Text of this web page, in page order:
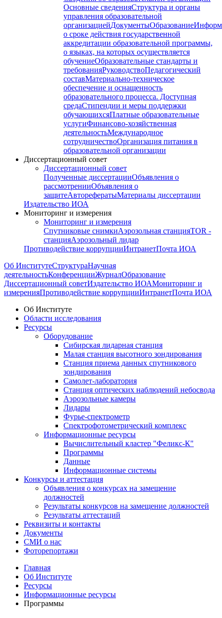
Основные сведенияСтруктура и органы
управления образовательной
организациейДокументыОбразование
о сроке действия государственной
аккредитации образовательной программы,
о языках, на которых осуществляется
обучениеОбразовательные стандарты и
требованияРуководствоПедагогический
составМатериально-техническое
обеспечение и оснащенность
образовательного процесса. Доступная
средаСтипендии и меры поддержки
обучающихсяПлатные образовательные
услугиФинансово-хозяйственная
деятельностьМеждународное
сотрудничествоОрганизация питания в
образовательной организации
Диссертационный совет
Диссертационный совет
Полученные диссертацииОбъявления о
рассмотренииОбъявления о
защитеАвторефератыМатериалы диссертации
Издательство ИОА
Мониторинг и измерения
Мониторинг и измерения
Спутниковые снимкиАэрозольная станцияTOR -
станцияАэрозольный лидар
Противодействие коррупцииИнтранетПочта ИОА
Об ИнститутеСтруктураНаучная
деятельностьКонференцииЖурналОбразование
Диссертационный советИздательство ИОАМониторинг и
измеренияПротиводействие коррупцииИнтранетПочта ИОА
Об Институте
Области исследования
Ресурсы
Оборудование
Сибирская лидарная станция
Малая станция высотного зондирования
Станция приема данных спутникового
зондирования
Самолет-лаборатория
Станция оптических наблюдений небосвода
Аэрозольные камеры
Лидары
Фурье-спектрометр
Спектрофотометрический комплекс
Информационные ресурсы
Вычислительный кластер "Феликс-К"
Программы
Данные
Информационные системы
Конкурсы и аттестация
Объявления о конкурсах на замещение
должностей
Результаты конкурсов на замещение должностей
Результаты аттестаций
Реквизиты и контакты
Документы
СМИ о нас
Фоторепортажи
Главная
Об Институте
Ресурсы
Информационные ресурсы
Программы